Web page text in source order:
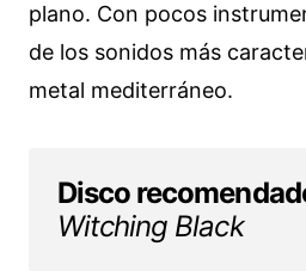
plano. Con pocos
de los sonidos más
metal mediterráneo.
Disco
Witching Black